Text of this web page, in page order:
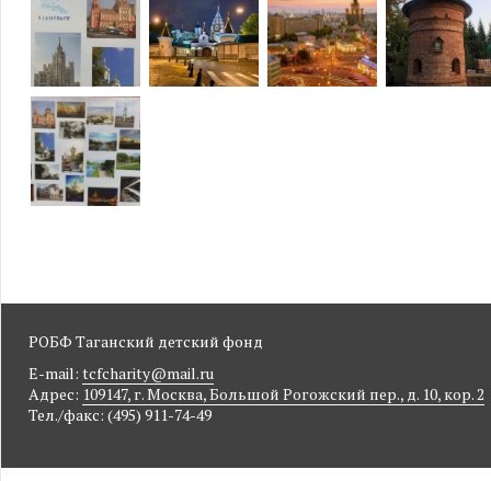
РОБФ Таганский детский фонд
E-mail: tcfcharity@mail.ru
Адрес: 109147, г. Москва, Большой Рогожский пер., д. 10, кор. 2
Тел./факс: (495) 911-74-49